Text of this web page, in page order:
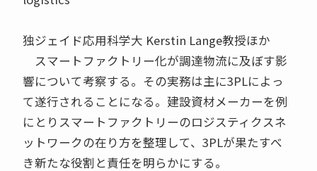
独ジェイド応用科学大 Kerstin Lange教授ほか
スマートファクトリー化が調達物流に及ぼす影
響について考察する。その実務は主に3PLによっ
て遂行されることになる。建設資材メーカーを例
にとりスマートファクトリーのロジスティクスネ
ットワークの在り方を整理して、3PLが果たすべ
き新たな役割と責任を明らかにする。